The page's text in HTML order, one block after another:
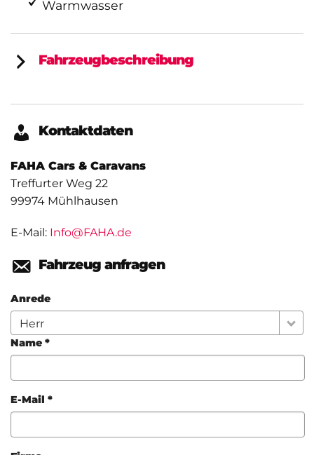
Warmwasser
Fahrzeugbeschreibung
Kontaktdaten
FAHA Cars & Caravans
Treffurter Weg 22
99974 Mühlhausen
E-Mail: Info@FAHA.de
Fahrzeug anfragen
Anrede
Herr
Name *
E-Mail *